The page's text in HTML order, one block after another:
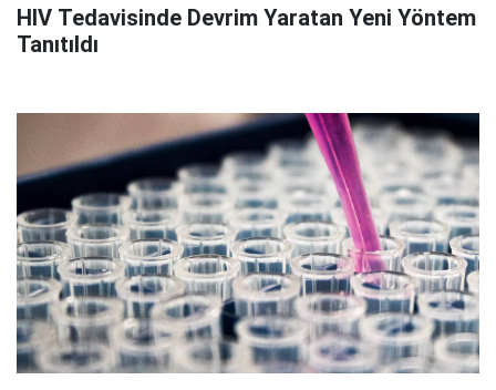
HIV Tedavisinde Devrim Yaratan Yeni Yöntem
Tanıtıldı